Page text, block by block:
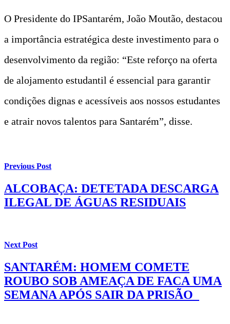
O Presidente do IPSantarém, João Moutão, destacou
a importância estratégica deste investimento para o
desenvolvimento da região: “Este reforço na oferta
de alojamento estudantil é essencial para garantir
condições dignas e acessíveis aos nossos estudantes
e atrair novos talentos para Santarém”, disse.
Previous Post
ALCOBAÇA: DETETADA DESCARGA
ILEGAL DE ÁGUAS RESIDUAIS
Next Post
SANTARÉM: HOMEM COMETE
ROUBO SOB AMEAÇA DE FACA UMA
SEMANA APÓS SAIR DA PRISÃO